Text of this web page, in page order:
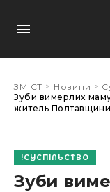
ЗМІСТ > Новини >
Зуби вимерлих
житель Полтавщини
СУСПІЛЬСТВО
Зуби